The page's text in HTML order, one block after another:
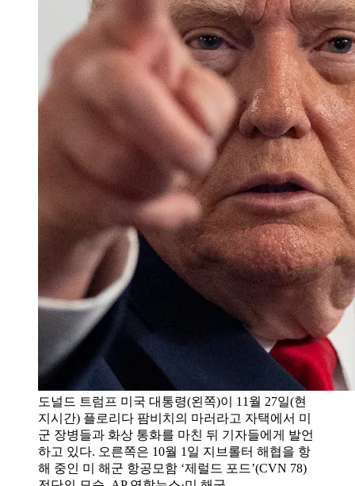
도널드 트럼프 미국 대통령(왼쪽)이 11월 27일(현
지시간) 플로리다 팜비치의 마러라고 자택에서 미
군 장병들과 화상 통화를 마친 뒤 기자들에게 발언
하고 있다. 오른쪽은 10월 1일 지브롤터 해협을 항
해 중인 미 해군 항공모함 ‘제럴드 포드’(CVN 78)